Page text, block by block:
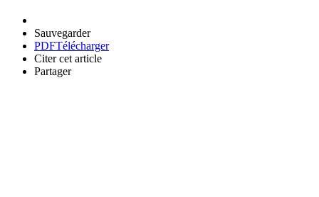
Sauvegarder
PDFTélécharger
Citer cet article
Partager